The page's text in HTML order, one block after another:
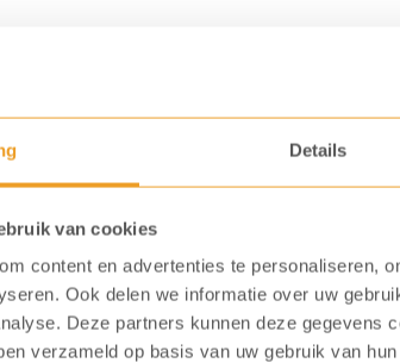
Details
van cookies
content en advertenties te personaliseren,
Ook delen we informatie over uw
Deze partners kunnen deze gegevens
verzameld op basis van uw gebruik van